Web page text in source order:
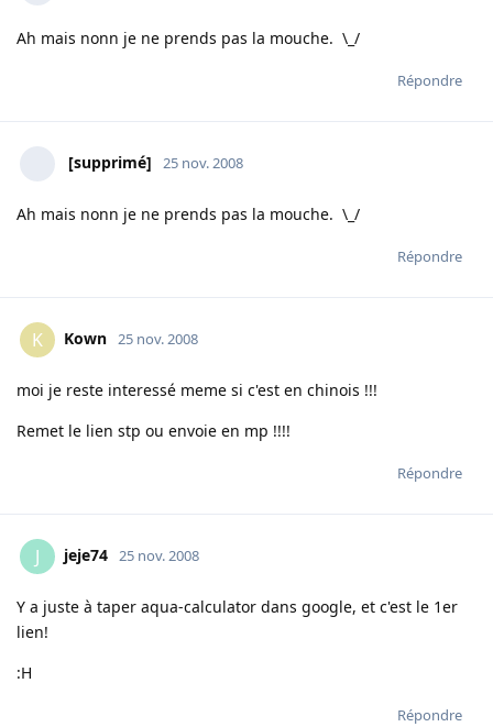
Ah mais nonn je ne prends pas la mouche. \_/
Répondre
[supprimé] 25 nov. 2008
Ah mais nonn je ne prends pas la mouche. \_/
Répondre
K Kown 25 nov. 2008
moi je reste interessé meme si c'est en chinois !!!
Remet le lien stp ou envoie en mp !!!!
Répondre
J jeje74 25 nov. 2008
Y a juste à taper aqua-calculator dans google, et c'est le 1er
lien!
:H
Répondre